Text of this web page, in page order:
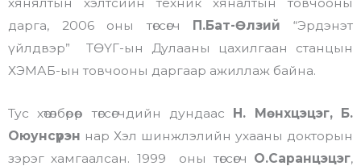
дарга, 2006 оны төгсөгч П.Бат-Өлзий“Эрдэнэт
үйлдвэр” ТӨҮГ-ын Дулааны цахилгаан станцын
ХЭМАБ-ын товчооны даргаар ажиллаж байна.
Тус хөтөлбөрөөр төгсөгчдийн дундаас Н. Мөнхцэцэг, Б.
Оюунсүрэн нар Хэл шинжлэлийн ухааны докторын
зэрэг хамгаалсан. 1999 оны төгсөгч О.Саранцэцэг,